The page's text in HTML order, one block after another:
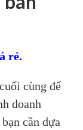
rẻ.
cùng để
doanh
cần dựa